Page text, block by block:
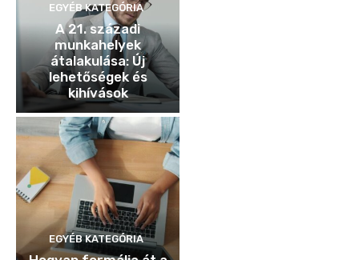
EGYÉB KATEGÓRIA
A 21. századi
munkahelyek
átalakulása: Új
lehetőségek és
kihívások
EGYÉB KATEGÓRIA